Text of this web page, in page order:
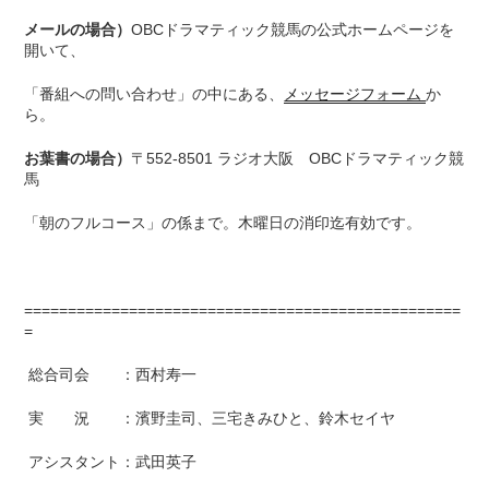
メールの場合）OBCドラマティック競馬の公式ホームページを
開いて、
「番組への問い合わせ」の中にある、 メッセージフォームか
ら。
お葉書の場合） 〒552-8501 ラジオ大阪 OBCドラマティック競
馬
「朝のフルコース」の係まで。木曜日の消印迄有効です。
==================================================
=
総合司会 ：西村寿一
実 況 ：濱野圭司、三宅きみひと、鈴木セイヤ
アシスタント：武田英子